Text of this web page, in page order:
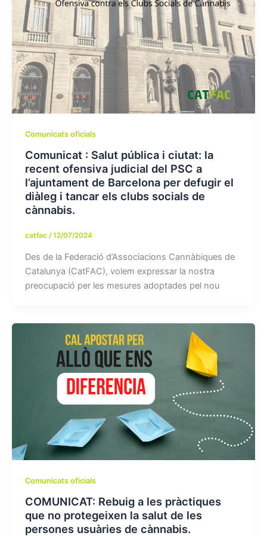
Comunicats oficials
Comunicat : Salut pública i ciutat: la
recent ofensiva judicial del PSC a
l’ajuntament de Barcelona per defugir el
diàleg i tancar els clubs socials de
cànnabis.
catfac /12/07/2024
Des de la Federació d’Associacions Cannàbiques de
Catalunya (CatFAC), volem expressar la nostra
preocupació per les mesures adoptades pel nou
Comunicats oficials
COMUNICAT: Rebuig a les pràctiques
que no protegeixen la salut de les
persones usuàries de cànnabis.